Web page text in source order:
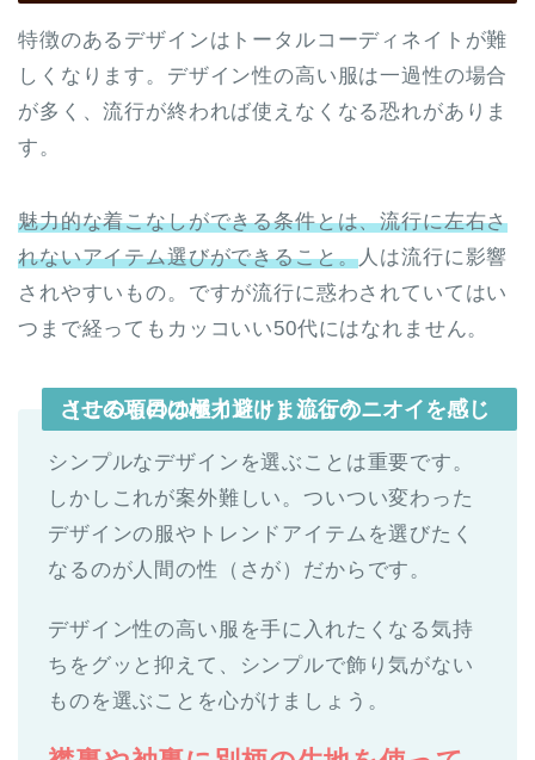
特徴のあるデザインはトータルコーディネイトが難
しくなります。デザイン性の高い服は一過性の場合
が多く、流行が終われば使えなくなる恐れがありま
す。
魅力的な着こなしができる条件とは、流行に左右さ
れないアイテム選びができること。人は流行に影響
されやすいもの。ですが流行に惑わされていてはい
つまで経ってもカッコいい50代にはなれません。
［この項目のポイント］流行のニオイを感じさせるものは極力避けましょう
シンプルなデザインを選ぶことは重要です。
しかしこれが案外難しい。ついつい変わった
デザインの服やトレンドアイテムを選びたく
なるのが人間の性（さが）だからです。
デザイン性の高い服を手に入れたくなる気持
ちをグッと抑えて、シンプルで飾り気がない
ものを選ぶことを心がけましょう。